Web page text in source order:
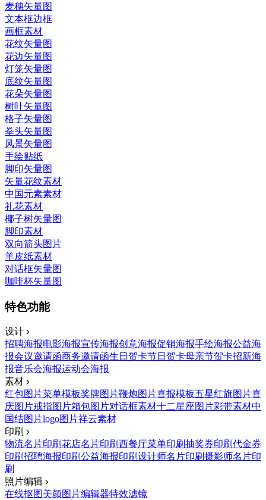
麦穗矢量图
文本框边框
画框素材
花纹矢量图
花边矢量图
灯笼矢量图
底纹矢量图
花朵矢量图
树叶矢量图
格子矢量图
拳头矢量图
风景矢量图
手绘贴纸
脚印矢量图
矢量花纹素材
中国元素素材
礼花素材
椰子树矢量图
脚印素材
双向箭头图片
羊皮纸素材
对话框矢量图
咖啡杯矢量图
特色功能
设计
招聘海报电影海报宣传海报创意海报促销海报手绘海报公益海
报会议邀请函商务邀请函生日贺卡节日贺卡母亲节贺卡招新海
报音乐会海报运动会海报
素材
红包图片菜单模板奖牌图片鞭炮图片喜报模板五星红旗图片喜
庆图片戒指图片箱包图片对话框素材十二星座图片彩带素材中
国结图片logo图片祥云素材
印刷
物流名片印刷花店名片印刷西餐厅菜单印刷抽奖券印刷代金券
印刷招聘海报印刷公益海报印刷设计师名片印刷摄影师名片印
刷
照片编辑
在线抠图美颜图片编辑器特效滤镜